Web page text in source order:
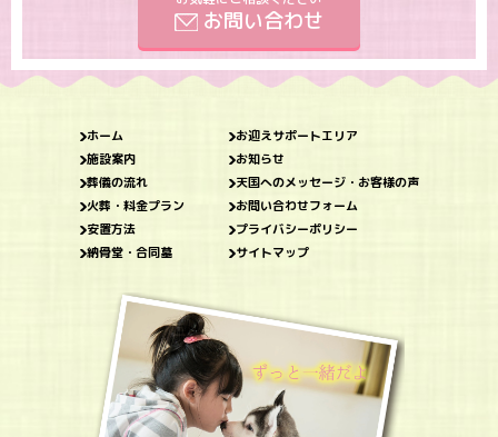
お問い合わせ
ホーム
施設案内
葬儀の流れ
火葬・料金プラン
安置方法
納骨堂・合同墓
お迎えサポートエリア
お知らせ
天国へのメッセージ・お客様の声
お問い合わせフォーム
プライバシーポリシー
サイトマップ